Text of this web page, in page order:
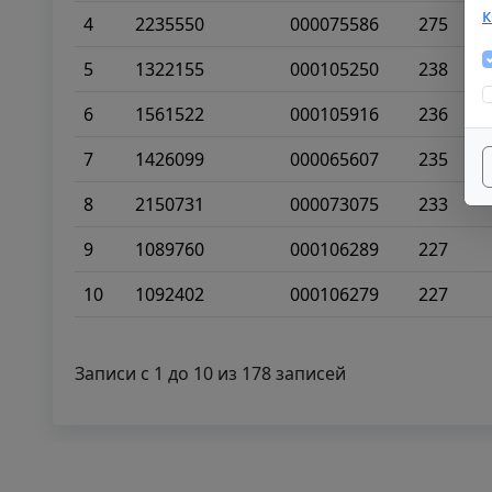
4
2235550 000075586 275
5
1322155 000105250 238
6
1561522 000105916 236
7
1426099 000065607 235
8
2150731 000073075 233
9
1089760 000106289 227
10
1092402 000106279 227
Записи с 1 до 10 из 178 записей